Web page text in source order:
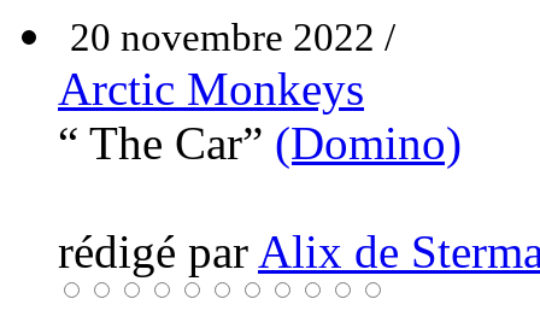
20 novembre 2022 /
Arctic Monkeys
“ The Car” (Domino)
rédigé par Alix de